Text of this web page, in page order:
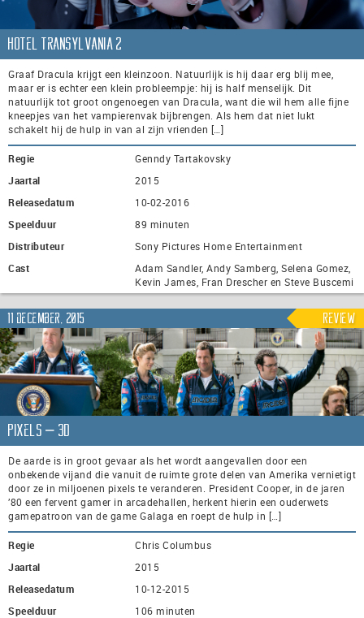
Hotel Transylvania 2
Graaf Dracula krijgt een kleinzoon. Natuurlijk is hij daar erg blij mee,
maar er is echter een klein probleempje: hij is half menselijk. Dit
natuurlijk tot groot ongenoegen van Dracula, want die wil hem alle fijne
kneepjes van het vampierenvak bijbrengen. Als hem dat niet lukt
schakelt hij de hulp in van al zijn vrienden […]
Regie
Genndy Tartakovsky
Jaartal
2015
Releasedatum
10-02-2016
Speelduur
89 minuten
Distributeur
Sony Pictures Home Entertainment
Cast
Adam Sandler, Andy Samberg, Selena Gomez,
Kevin James, Fran Drescher en Steve Buscemi
11 december, 2015 Review
Pixels – 3D
De aarde is in groot gevaar als het wordt aangevallen door een
onbekende vijand die vanuit de ruimte grote delen van Amerika vernietigt
door ze in miljoenen pixels te veranderen. President Cooper, in de jaren
’80 een fervent gamer in arcadehallen, herkent hierin een ouderwets
gamepatroon van de game Galaga en roept de hulp in […]
Regie
Chris Columbus
Jaartal
2015
Releasedatum
10-12-2015
Speelduur
106 minuten